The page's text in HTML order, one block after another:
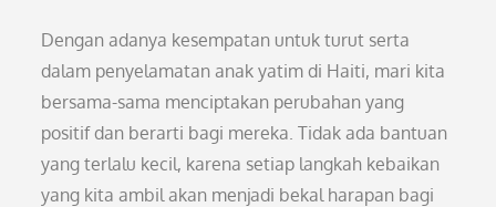
Dengan adanya kesempatan untuk turut serta
dalam penyelamatan anak yatim di Haiti, mari kita
bersama-sama menciptakan perubahan yang
positif dan berarti bagi mereka. Tidak ada bantuan
yang terlalu kecil, karena setiap langkah kebaikan
yang kita ambil akan menjadi bekal harapan bagi